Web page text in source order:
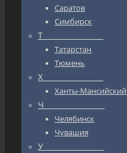
Саратов
Симбирск
Т_________________
Татарстан
Тюмень
Х_________________
Ханты-
Ч_________________
Челябинск
Чувашия
У_________________